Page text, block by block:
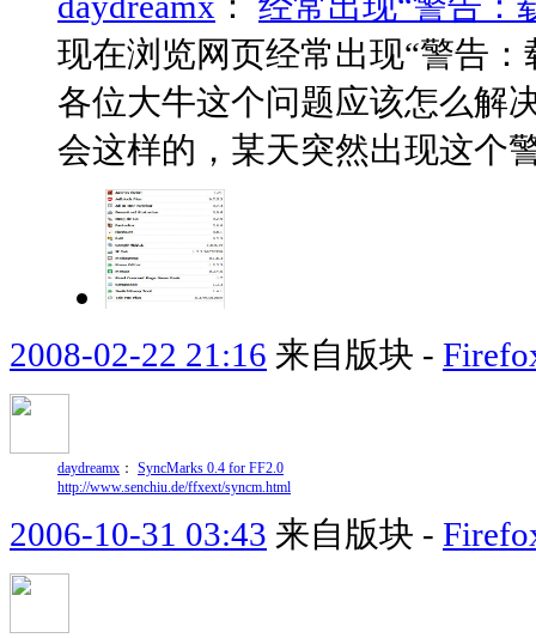
现在浏览网页经常出现“警告
各位大牛这个问题应该怎么解
会这样的，某天突然出现这个
2008-02-22 21:16 来自版块 -
daydreamx ： SyncMarks 0.4 for FF2.0
http://www.senchiu.de/ffxext/syncm.html
2006-10-31 03:43 来自版块 -